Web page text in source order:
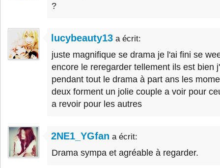
?
lucybeauty13 a écrit:
juste magnifique se drama je l'ai fini se
encore le reregarder tellement ils est bien
pendant tout le drama à part ans les
deux forment un jolie couple a voir pour
a revoir pour les autres
2NE1_YGfan a écrit:
Drama sympa et agréable à regarder.